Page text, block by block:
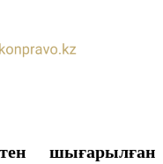
шығарылған